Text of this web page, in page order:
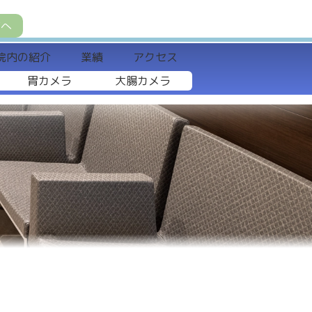
内の紹介 業績
アクセス
胃カメラ 大腸カメラ